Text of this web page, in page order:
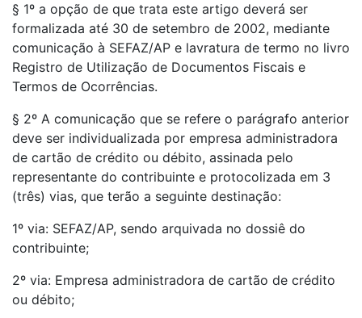
§ 1º a opção de que trata este artigo deverá ser
formalizada até 30 de setembro de 2002, mediante
comunicação à SEFAZ/AP e lavratura de termo no livro
Registro de Utilização de Documentos Fiscais e
Termos de Ocorrências.
§ 2º A comunicação que se refere o parágrafo anterior
deve ser individualizada por empresa administradora
de cartão de crédito ou débito, assinada pelo
representante do contribuinte e protocolizada em 3
(três) vias, que terão a seguinte destinação:
1º via: SEFAZ/AP, sendo arquivada no dossiê do
contribuinte;
2º via: Empresa administradora de cartão de crédito
ou débito;